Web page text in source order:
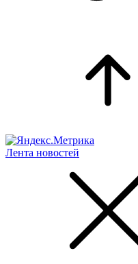
Лента новостей